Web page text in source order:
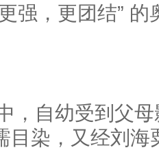
强，更团结”
，自幼受到父
目染，又经刘